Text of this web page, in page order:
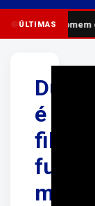
ÚLTIMAS
Dupla
é
moto